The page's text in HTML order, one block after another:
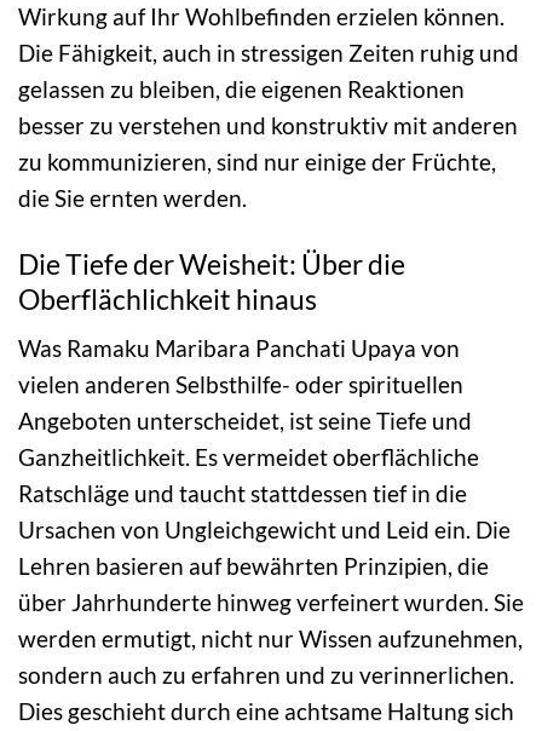
Wirkung auf Ihr Wohlbefinden erzielen können.
Die Fähigkeit, auch in stressigen Zeiten ruhig und
gelassen zu bleiben, die eigenen Reaktionen
besser zu verstehen und konstruktiv mit anderen
zu kommunizieren, sind nur einige der Früchte,
die Sie ernten werden.
Die Tiefe der Weisheit: Über die
Oberflächlichkeit hinaus
Was Ramaku Maribara Panchati Upaya von
vielen anderen Selbsthilfe- oder spirituellen
Angeboten unterscheidet, ist seine Tiefe und
Ganzheitlichkeit. Es vermeidet oberflächliche
Ratschläge und taucht stattdessen tief in die
Ursachen von Ungleichgewicht und Leid ein. Die
Lehren basieren auf bewährten Prinzipien, die
über Jahrhunderte hinweg verfeinert wurden. Sie
werden ermutigt, nicht nur Wissen aufzunehmen,
sondern auch zu erfahren und zu verinnerlichen.
Dies geschieht durch eine achtsame Haltung sich